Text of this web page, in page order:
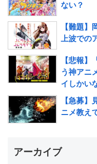
ない？
【難題】
上波での
【悲報】
う神アニ
イしかい
【急募】
ニメ教え
アーカイブ